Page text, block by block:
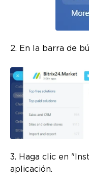
2. En la barra de
3. Haga clic en
aplicación.